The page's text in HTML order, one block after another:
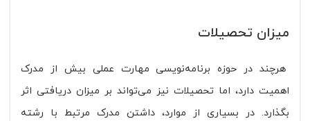
میزان تحصیلات
هرچند در حوزه برنامه‌نویسی مهارت عملی بیش از مدرک
اهمیت دارد، اما تحصیلات نیز می‌تواند بر میزان دریافتی اثر
بگذارد. در بسیاری از موارد، داشتن مدرک مرتبط با رشته